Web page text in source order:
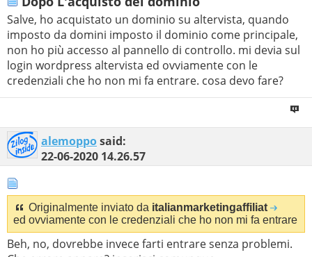
Salve, ho acquistato un dominio su altervista, quando
imposto da domini imposto il dominio come principale,
non ho più accesso al pannello di controllo. mi devia sul
login wordpress altervista ed ovviamente con le
credenziali che ho non mi fa entrare. cosa devo fare?
alemopposaid:
22-06-2020 14.26.57
Originalmente inviato da italianmarketingaffiliat
ed ovviamente con le credenziali che ho non mi fa entrare
Beh, no, dovrebbe invece farti entrare senza problemi.